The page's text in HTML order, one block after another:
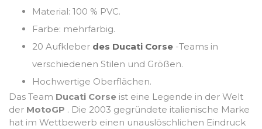
Material: 100 % PVC.
Farbe: mehrfarbig.
20 Aufkleber des Ducati Corse -Teams in
verschiedenen Stilen und Größen.
Hochwertige Oberflächen.
Das Team Ducati Corse ist eine Legende in der Welt
der MotoGP . Die 2003 gegründete italienische Marke
hat im Wettbewerb einen unauslöschlichen Eindruck